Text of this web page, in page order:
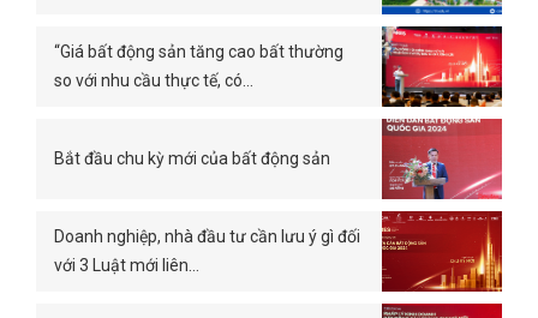
“Giá bất động sản tăng cao bất thường
so với nhu cầu thực tế, có…
Bắt đầu chu kỳ mới của bất động sản
Doanh nghiệp, nhà đầu tư cần lưu ý gì đối
với 3 Luật mới liên…